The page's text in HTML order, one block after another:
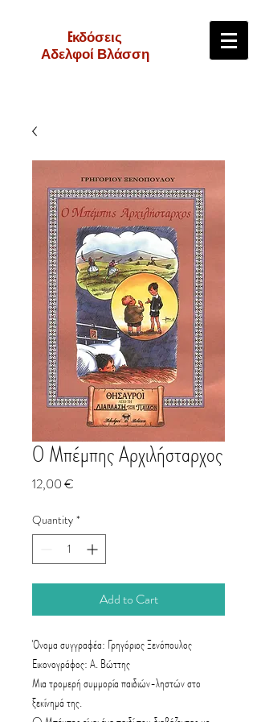
Eκδόσεις
Αδελφοί Βλάσση
Ο Μπέμπης Αρχιλήσταρχος
12,00 €
Quantity *
Add to Cart
Όνομα συγγραφέα: Γρηγόριος Ξενόπουλος
Εικονογράφος: Α. Βώττης
Μια τρομερή συμμορία παιδιών-ληστών στο
ξεκίνημά της.